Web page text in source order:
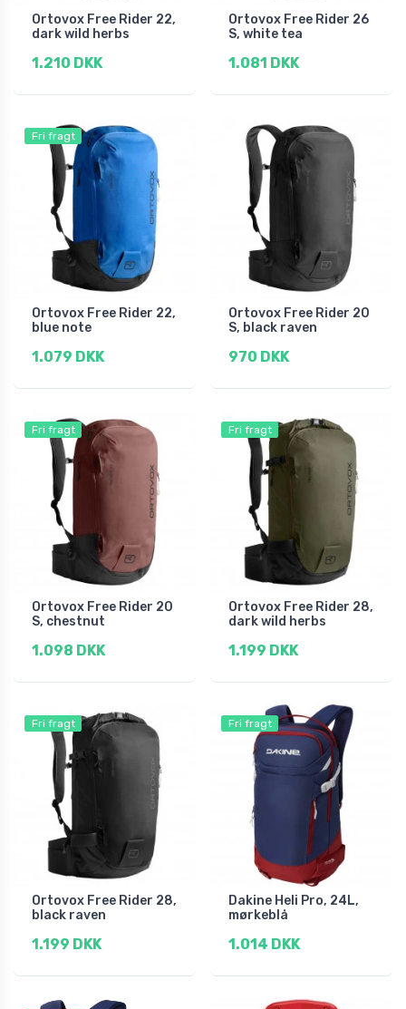
Ortovox Free Rider 22,
dark wild herbs
1.210 DKK
Ortovox Free Rider 26
S, white tea
1.081 DKK
Fri fragt
Ortovox Free Rider 22,
blue note
1.079 DKK
Ortovox Free Rider 20
S, black raven
970 DKK
Fri fragt
Ortovox Free Rider 20
S, chestnut
1.098 DKK
Fri fragt
Ortovox Free Rider 28,
dark wild herbs
1.199 DKK
Fri fragt
Ortovox Free Rider 28,
black raven
1.199 DKK
Fri fragt
Dakine Heli Pro, 24L,
mørkeblå
1.014 DKK